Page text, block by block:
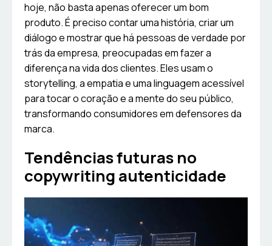
hoje, não basta apenas oferecer um bom
produto. É preciso contar uma história, criar um
diálogo e mostrar que há pessoas de verdade por
trás da empresa, preocupadas em fazer a
diferença na vida dos clientes. Eles usam o
storytelling, a empatia e uma linguagem acessível
para tocar o coração e a mente do seu público,
transformando consumidores em defensores da
marca.
Tendências futuras no
copywriting autenticidade